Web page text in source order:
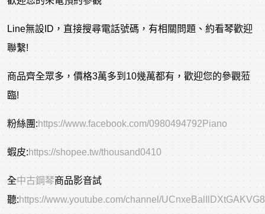
Line無設ID，直接搜尋電話號碼，有相關問題、約看琴歡迎
聯繫!
商品齊全眾多，價格3萬多到10幾萬都有，歡迎您的參觀蒞
臨!
粉絲團:https://www.facebook.com/0980494792Piano
蝦皮:https://shopee.tw/thousand0410
全中古鋼琴商品影音試
聽:https://www.youtube.com/channel/